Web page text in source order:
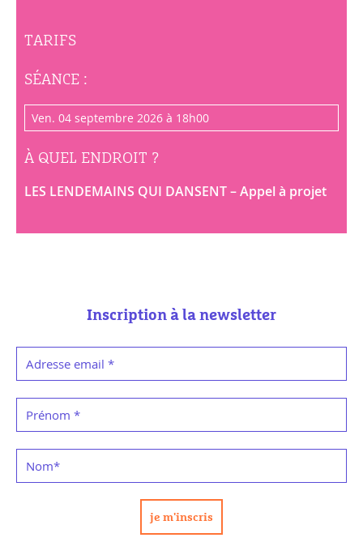
TARIFS
SÉANCE :
ven. 04 septembre 2026 à 18h00
À QUEL ENDROIT ?
LES LENDEMAINS QUI DANSENT – Appel à projet
Inscription à la newsletter
Adresse email *
Prénom *
Nom*